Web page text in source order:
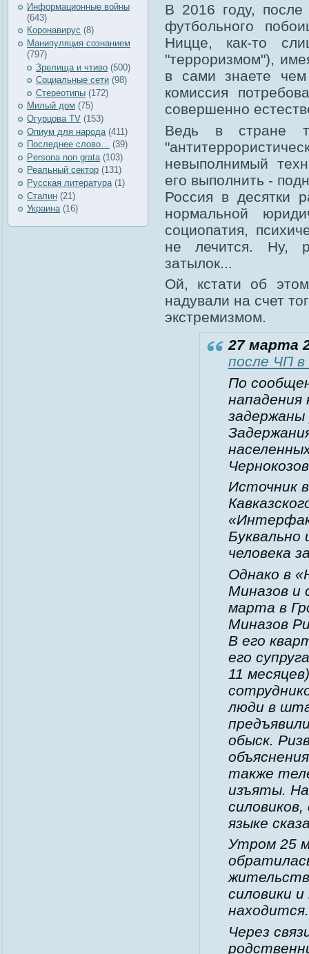
Информационные войны
(643)
Коронавирус (8)
Манипуляция сознанием
(797)
Зрелища и чтиво (500)
Социальные сети (98)
Стереотипы (172)
Милый дом (75)
Огурцова TV (153)
Опиум для народа (411)
Последнее слово… (39)
Рersona non grata (103)
Реальный сектор (131)
Русская литература (1)
Сталин (21)
Украина(16)
В 2016 году, после
футбольного
Ницце, как-то
"терроризмом"),
в сами знаете
комиссия
совершенно
Ведь в стране
невыполнимый
его выполнить -
Россия в десятки
нормальной
социопатия,
не лечится. Ну,
затылок...
Ой, кстати об
надували на счет
экстремизмом.
27 марта
после ЧП в
По
задержаны
Источник
Буквально
человека
Однако в
Миназов и
марта в
Миназов
В его
его
11
люди в
обыск.
также
изъяты. На
языке
Утром 25
силовики
находится.
Через